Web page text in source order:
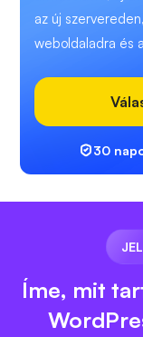
az új
weboldaladra és
30
Íme, mit